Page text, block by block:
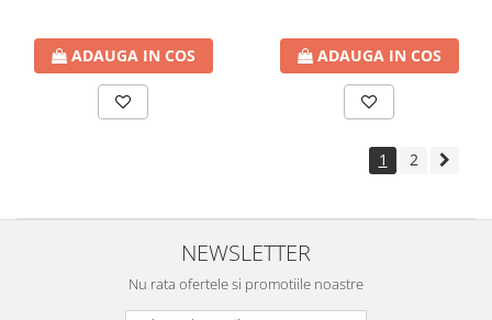
ADAUGA IN COS ADAUGA IN COS
1 2
NEWSLETTER
Nu rata ofertele si promotiile noastre